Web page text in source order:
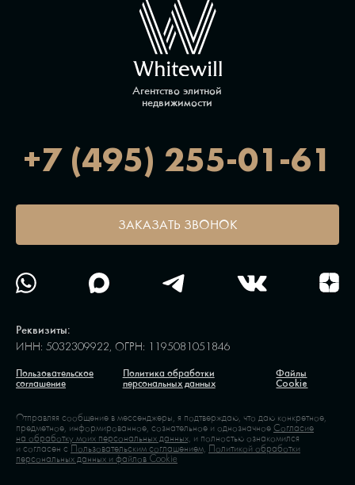
Агентство элитной
недвижимости
+7 (495) 255-01-61
ЗАКАЗАТЬ ЗВОНОК
Реквизиты:
ИНН: 5032309922, ОГРН: 1195081051846
Пользовательское
соглашение
Политика обработки
персональных данных
Файлы
Cookie
Отправляя сообщение в мессенджеры, я подтверждаю, что даю конкретное,
предметное, информированное, сознательное и однозначноеСогласие
на обработку моих персональных данных, и полностью ознакомился
и согласен сПользовательским соглашением, Политикой обработки
персональных данных и файлов Cookie